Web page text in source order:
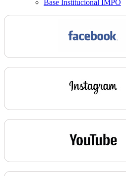
Base Institucional IMPO